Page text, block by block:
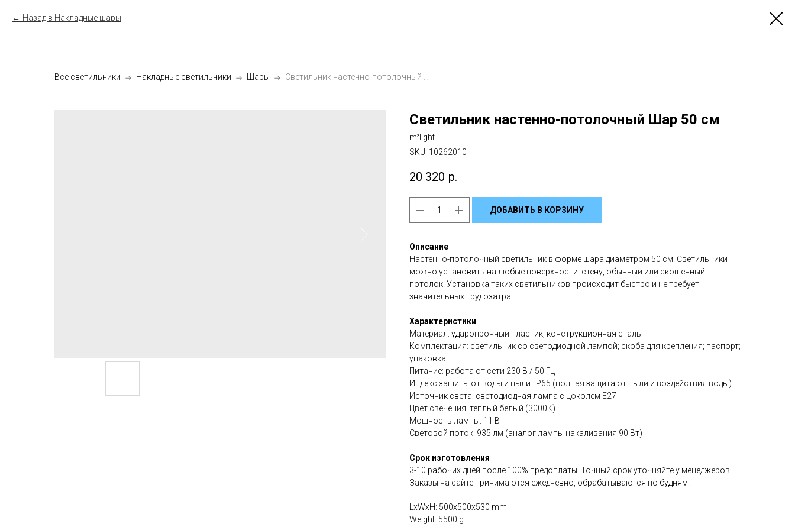
Назад в Накладные шары
Все светильники Накладные светильники Шары
Светильник настенно-потолочный Шар 50 см
m³light
SKU: 10262010
20 320 р.
ДОБАВИТЬ В КОРЗИНУ
Описание
Настенно-потолочный светильник в форме шара диаметром 50 см. Светильники
можно установить на любые поверхности: стену, обычный или скошенный
потолок. Установка таких светильников происходит быстро и не требует
значительных трудозатрат.
Характеристики
Материал: ударопрочный пластик, конструкционная сталь
Комплектация: светильник со светодиодной лампой; скоба для крепления; паспорт;
упаковка
Питание: работа от сети 230 В / 50 Гц
Индекс защиты от воды и пыли: IP65 (полная защита от пыли и воздействия воды)
Источник света: светодиодная лампа с цоколем Е27
Цвет свечения: теплый белый (3000К)
Мощность лампы: 11 Вт
Световой поток: 935 лм (аналог лампы накаливания 90 Вт)
Срок изготовления
3-10 рабочих дней после 100% предоплаты. Точный срок уточняйте у менеджеров.
Заказы на сайте принимаются ежедневно, обрабатываются по будням.
LxWxH: 500x500x530 mm
Weight: 5500 g